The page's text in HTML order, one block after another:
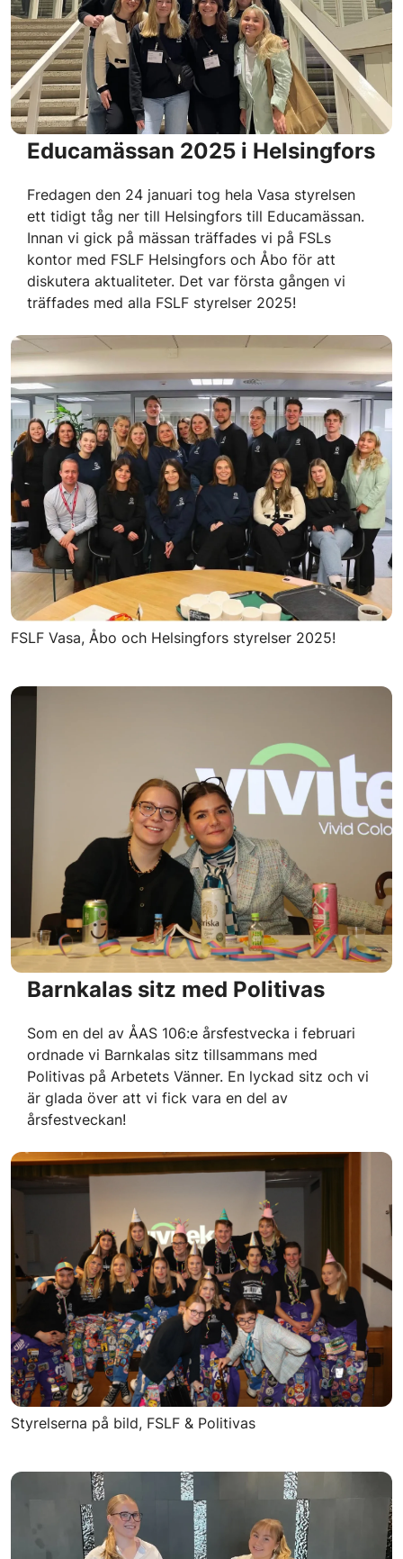
Educamässan 2025 i Helsingfors
Fredagen den 24 januari tog hela Vasa styrelsen
ett tidigt tåg ner till Helsingfors till Educamässan.
Innan vi gick på mässan träffades vi på FSLs
kontor med FSLF Helsingfors och Åbo för att
diskutera aktualiteter. Det var första gången vi
träffades med alla FSLF styrelser 2025!
FSLF Vasa, Åbo och Helsingfors styrelser 2025!
Barnkalas sitz med Politivas
Som en del av ÅAS 106:e årsfestvecka i februari
ordnade vi Barnkalas sitz tillsammans med
Politivas på Arbetets Vänner. En lyckad sitz och vi
är glada över att vi fick vara en del av
årsfestveckan!
Styrelserna på bild, FSLF & Politivas